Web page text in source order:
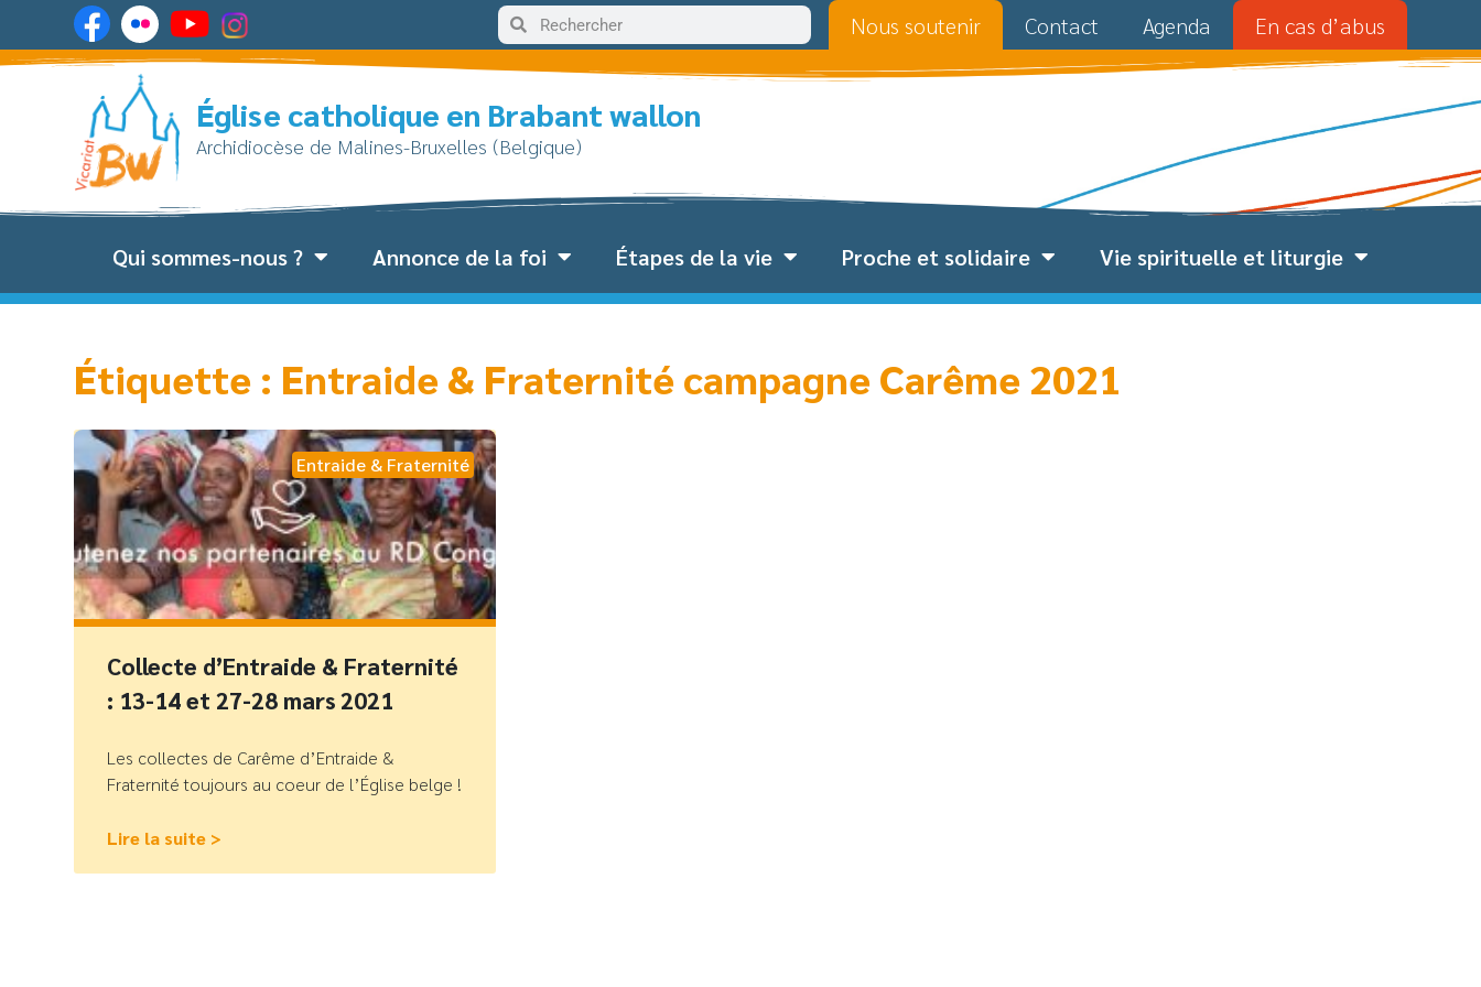
Nous soutenir Contact Agenda En cas d’abus
Église catholique en Brabant wallon
Archidiocèse de Malines-Bruxelles (Belgique)
Qui sommes-nous ? Annonce de la foi Étapes de la vie Proche et solidaire Vie spirituelle et liturgie
Étiquette : Entraide & Fraternité campagne Carême 2021
Entraide & Fraternité
Collecte d’Entraide & Fraternité
: 13-14 et 27-28 mars 2021
Les collectes de Carême d’Entraide &
Fraternité toujours au coeur de l’Église belge !
Lire la suite >